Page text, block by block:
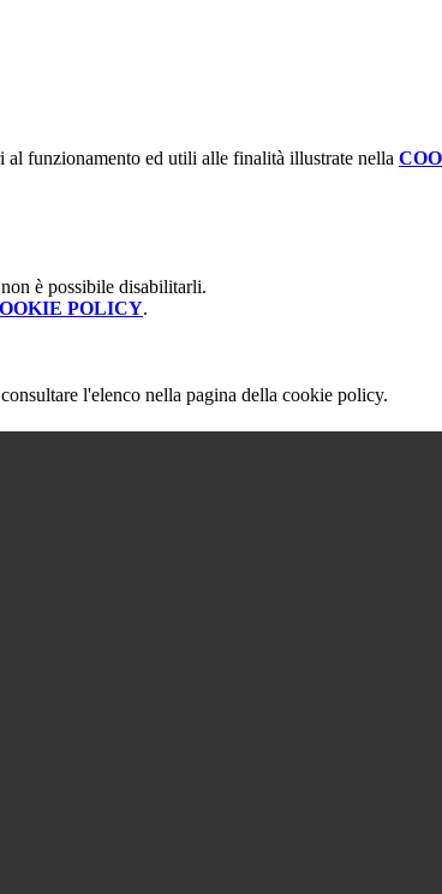
funzionamento ed utili alle finalità illustrate nella
è possibile disabilitarli.
POLICY.
l'elenco nella pagina della cookie policy.